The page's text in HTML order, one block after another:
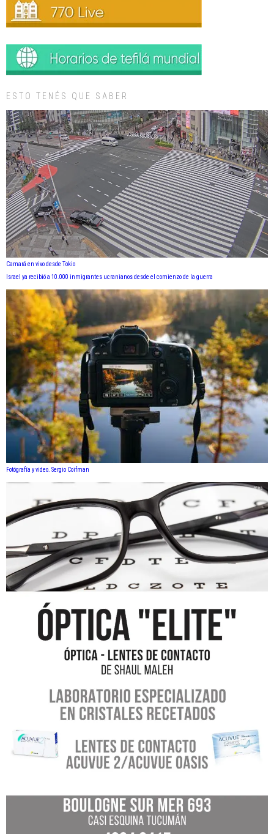
ESTO TENÉS QUE SABER
Camará en vivo desde Tokio
Israel ya recibió a 10.000 inmigrantes ucranianos desde el comienzo de la guerra
Fotógrafía y video. Sergio Coifman